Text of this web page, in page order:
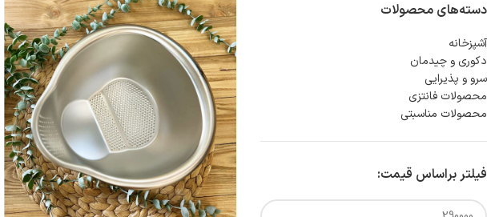
دسته‌های محصولات
آشپزخانه
دكورى و چيدمان
سرو و پذيرايى
محصولات فانتزی
محصولات مناسبتی
فیلتر براساس قیمت: